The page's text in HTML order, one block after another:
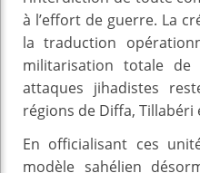
à l’effort de guerre. La
la traduction
militarisation totale
attaques jihadistes
régions de Diffa, Tillabéri
En officialisant ces
modèle sahélien